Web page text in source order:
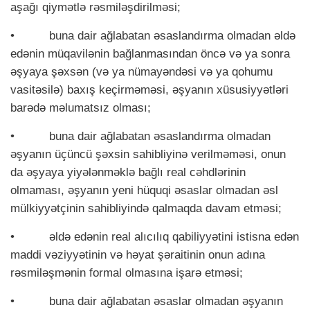
aşağı qiymətlə rəsmiləşdirilməsi;
•
buna dair ağlabatan əsaslandırma olmadan əldə
edənin müqavilənin bağlanmasından öncə və ya sonra
əşyaya şəxsən (və ya nümayəndəsi və ya qohumu
vasitəsilə) baxış keçirməməsi, əşyanın xüsusiyyətləri
barədə məlumatsız olması;
•
buna dair ağlabatan əsaslandırma olmadan
əşyanın üçüncü şəxsin sahibliyinə verilməməsi, onun
da əşyaya yiyələnməklə bağlı real cəhdlərinin
olmaması, əşyanın yeni hüquqi əsaslar olmadan əsl
mülkiyyətçinin sahibliyində qalmaqda davam etməsi;
•
əldə edənin real alıcılıq qabiliyyətini istisna edən
maddi vəziyyətinin və həyat şəraitinin onun adına
rəsmiləşmənin formal olmasına işarə etməsi;
•
buna dair ağlabatan əsaslar olmadan əşyanın